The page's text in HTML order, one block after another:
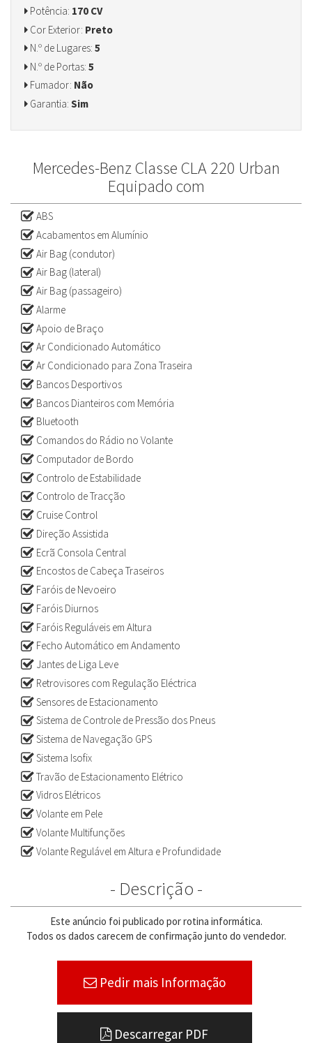
Potência: 170 CV
Cor Exterior: Preto
N.º de Lugares: 5
N.º de Portas: 5
Fumador: Não
Garantia: Sim
Mercedes-Benz Classe CLA 220 Urban
Equipado com
ABS
Acabamentos em Alumínio
Air Bag (condutor)
Air Bag (lateral)
Air Bag (passageiro)
Alarme
Apoio de Braço
Ar Condicionado Automático
Ar Condicionado para Zona Traseira
Bancos Desportivos
Bancos Dianteiros com Memória
Bluetooth
Comandos do Rádio no Volante
Computador de Bordo
Controlo de Estabilidade
Controlo de Tracção
Cruise Control
Direção Assistida
Ecrã Consola Central
Encostos de Cabeça Traseiros
Faróis de Nevoeiro
Faróis Diurnos
Faróis Reguláveis em Altura
Fecho Automático em Andamento
Jantes de Liga Leve
Retrovisores com Regulação Eléctrica
Sensores de Estacionamento
Sistema de Controle de Pressão dos Pneus
Sistema de Navegação GPS
Sistema Isofix
Travão de Estacionamento Elétrico
Vidros Elétricos
Volante em Pele
Volante Multifunções
Volante Regulável em Altura e Profundidade
- Descrição -
Este anúncio foi publicado por rotina informática.
Todos os dados carecem de confirmação junto do vendedor.
Pedir mais Informação
Descarregar PDF